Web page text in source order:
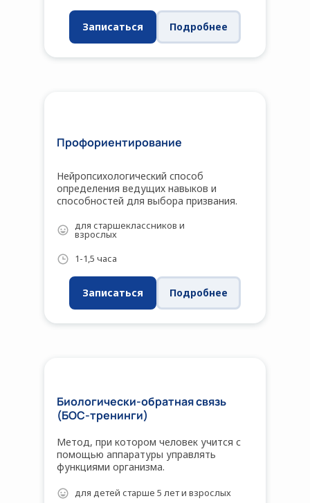
Записаться Подробнее
Профориентирование
Нейропсихологический способ
определения ведущих навыков и
способностей для выбора призвания.
для старшеклассников и
взрослых
1-1,5 часа
Записаться Подробнее
Биологически-обратная связь
(БОС-тренинги)
Метод, при котором человек учится с
помощью аппаратуры управлять
функциями организма.
для детей старше 5 лет и взрослых